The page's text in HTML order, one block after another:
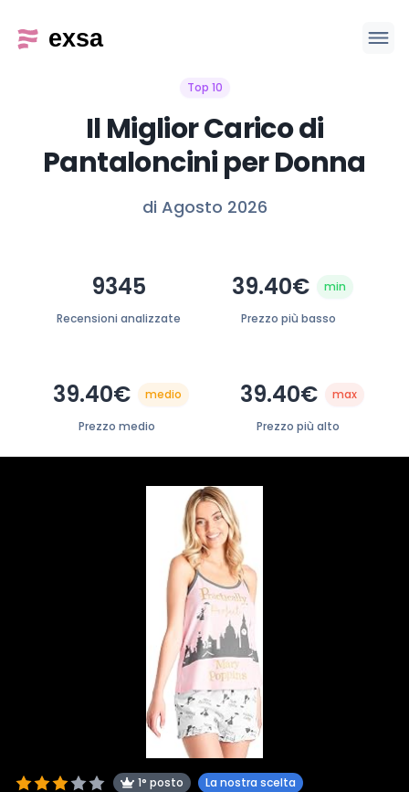
Top 10
Il Miglior Carico di
Pantaloncini per Donna
di Agosto 2026
9345
Recensioni analizzate
39.40€ min
Prezzo più basso
39.40€ medio
Prezzo medio
39.40€ max
Prezzo più alto
1° posto La nostra scelta